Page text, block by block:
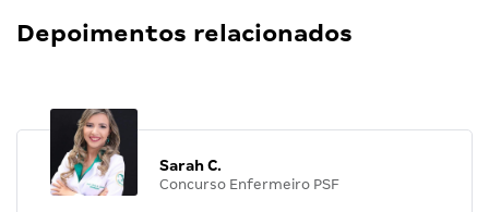
Depoimentos relacionados
Sarah C.
Concurso Enfermeiro PSF